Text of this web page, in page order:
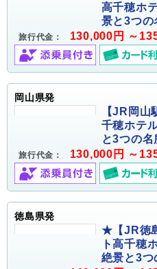
高千穂ホ
景と3つの
旅行代金： 130,000円 ～
岡山県発
【JR岡
千穂ホテ
と3つの名
旅行代金： 130,000円 ～
徳島県発
★【JR徳
ト高千穂
絶景と3つ